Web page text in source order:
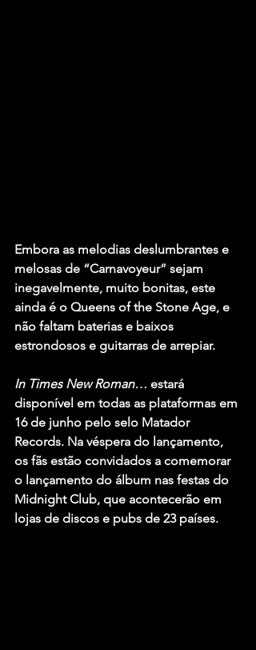
Embora as melodias deslumbrantes e
melosas de “Carnavoyeur” sejam
inegavelmente, muito bonitas, este
ainda é o Queens of the Stone Age, e
não faltam baterias e baixos
estrondosos e guitarras de arrepiar.
In Times New Roman… estará
disponível em todas as plataformas em
16 de junho pelo selo Matador
Records. Na véspera do lançamento,
os fãs estão convidados a comemorar
o lançamento do álbum nas festas do
Midnight Club, que acontecerão em
lojas de discos e pubs de 23 países.